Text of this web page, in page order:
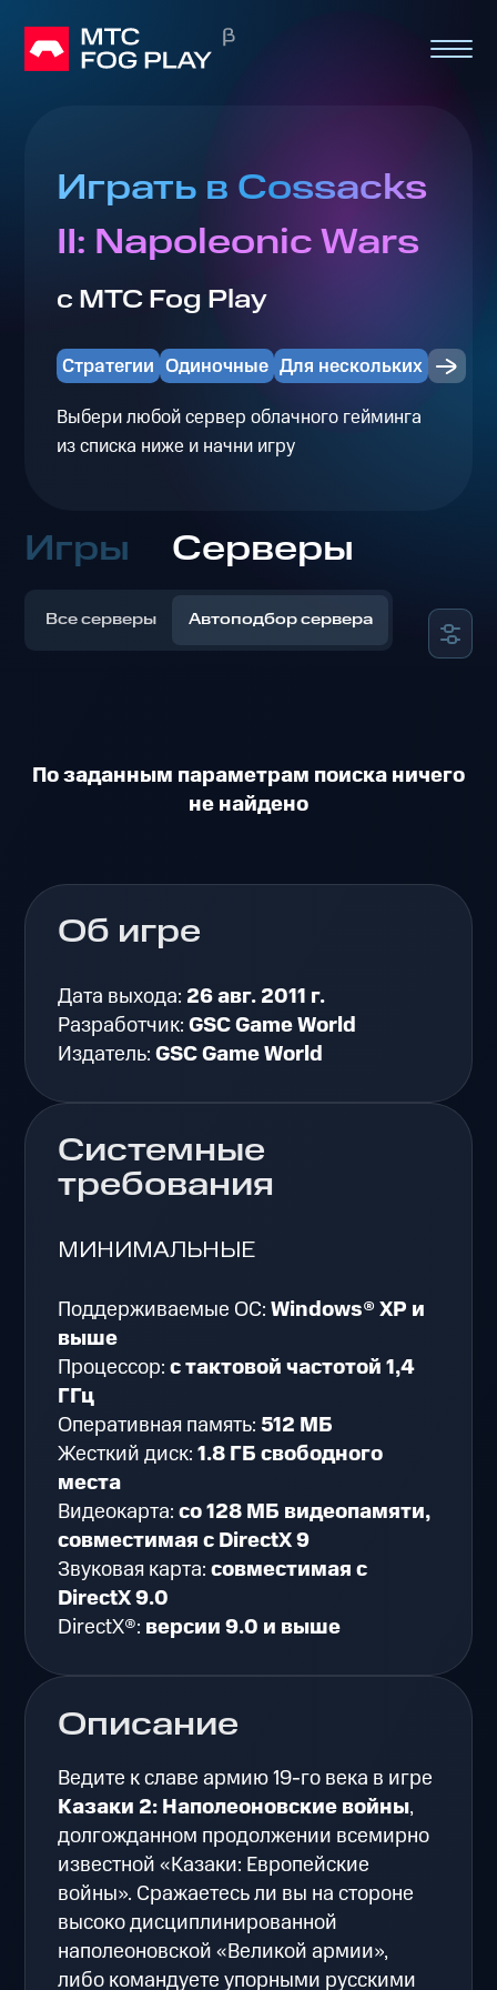
Играть в Cossacks
II: Napoleonic Wars
с МТС Fog Play
Стратегии Одиночные Для нескольких
Выбери любой сервер облачного гейминга
из списка ниже и начни игру
Игры Серверы
Все серверы Автоподбор сервера
По заданным параметрам поиска ничего
не найдено
Описание
Ведите к славе армию 19-го века в игре
Казаки 2: Наполеоновские войны,
долгожданном продолжении всемирно
известной «Казаки: Европейские
войны». Сражаетесь ли вы на стороне
высоко дисциплинированной
наполеоновской «Великой армии»,
либо командуете упорными русскими
Об игре
Дата выхода: 26 авг. 2011 г.
Разработчик:GSC Game World
Издатель:GSC Game World
Системные
требования
МИНИМАЛЬНЫЕ
Поддерживаемые ОС:Windows® XP и
выше
Процессор:с тактовой частотой 1,4
ГГц
Оперативная память:512 МБ
Жесткий диск:1.8 ГБ свободного
места
Видеокарта:со 128 МБ видеопамяти,
совместимая с DirectX 9
Звуковая карта:совместимая с
DirectX 9.0
DirectX®: версии 9.0 и выше